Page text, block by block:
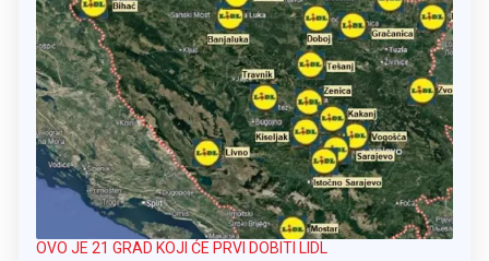
OVO JE 21 GRAD KOJI ĆE PRVI DOBITI LIDL